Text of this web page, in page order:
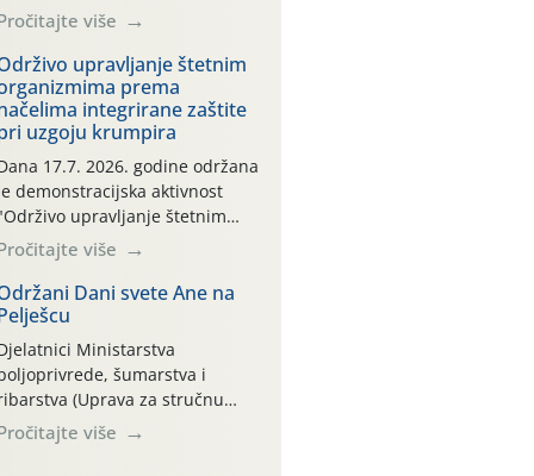
i oznakom
CROCPA EKO MODEL:
ambalaža kao i
drugih proizvoda koji
sredstva za zaštitu bilja
(npr. ambalaža od mineralnih
se ne prihvaća.
je osiguran
povrat prazne
isključivo ovih tvrtki:
MAKS, AGRONOM,
TKI* (PINUS […]
više
upravljanje štetnim
prema
integrirane zaštite
uzgoju krumpira
17.7. 2026. godine održana
demonstracijska aktivnost
upravljanje štetnim
prema načelima
integrirane zaštite pri uzgoju
na pokusnom polju
kraj naselja Belica
parcela ID 2445031)
dio Međimurske
više
Dani svete Ane na
Ministarstva
šumarstva i
(Uprava za stručnu
razvoju poljoprivrede)
sudjelovali su na tradicionalnom
više